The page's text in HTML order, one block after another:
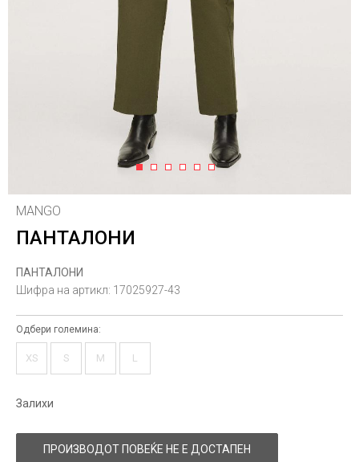
1 2 3 4 5 6
MANGO
ПАНТАЛОНИ
ПАНТАЛОНИ
Шифра на артикл: 17025927-43
Одбери големина:
XS S M L
Залихи
ПРОИЗВОДОТ ПОВЕЌЕ НЕ Е ДОСТАПЕН